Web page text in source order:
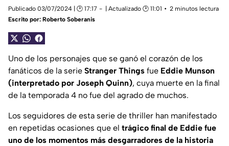
Publicado 03/07/2024 | 🕑 17:17 | Actualizado 🕑 11:01
2 minutos lectura
Escrito por: Roberto Soberanis
Uno de los personajes que se ganó el corazón de los
fanáticos de la serie Stranger Things fue Eddie Munson
(interpretado por Joseph Quinn), cuya muerte en la final
de la temporada 4 no fue del agrado de muchos.
Los seguidores de esta serie de thriller han manifestado
en repetidas ocasiones que el trágico final de Eddie fue
uno de los momentos más desgarradores de la historia